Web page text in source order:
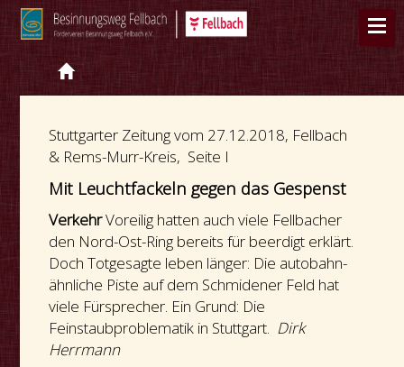
Stuttgarter Zeitung vom 27.12.2018, Fellbach
& Rems-Murr-Kreis, Seite I
Mit Leuchtfackeln gegen das Gespenst
VerkehrVoreilig hatten auch viele Fellbacher
den Nord-Ost-Ring bereits für beerdigt erklärt.
Doch Totgesagte leben länger: Die autobahn-
ähnliche Piste auf dem Schmidener Feld hat
viele Fürsprecher. Ein Grund: Die
Feinstaubproblematik in Stuttgart. Dirk
Herrmann